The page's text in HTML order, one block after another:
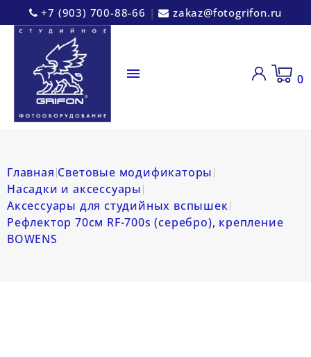
+7 (903) 700-88-66 | zakaz@fotogrifon.ru
 0
Главная Световые модификаторы
Насадки и аксессуары
Аксессуары для студийных вспышек
Рефлектор 70см RF-700s (серебро), крепление
BOWENS